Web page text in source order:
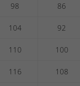
98 86
104 92
110 100
116 108